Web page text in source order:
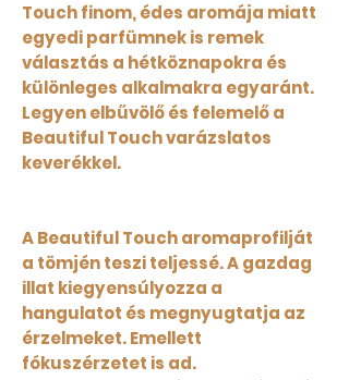
Touch finom, édes aromája miatt
egyedi parfümnek is remek
választás a hétköznapokra és
különleges alkalmakra egyaránt.
Legyen elbűvölő és felemelő a
Beautiful Touch varázslatos
keverékkel.
A Beautiful Touch aromaprofilját
a tömjén teszi teljessé. A gazdag
illat kiegyensúlyozza a
hangulatot és megnyugtatja az
érzelmeket. Emellett
fókuszérzetet is ad.